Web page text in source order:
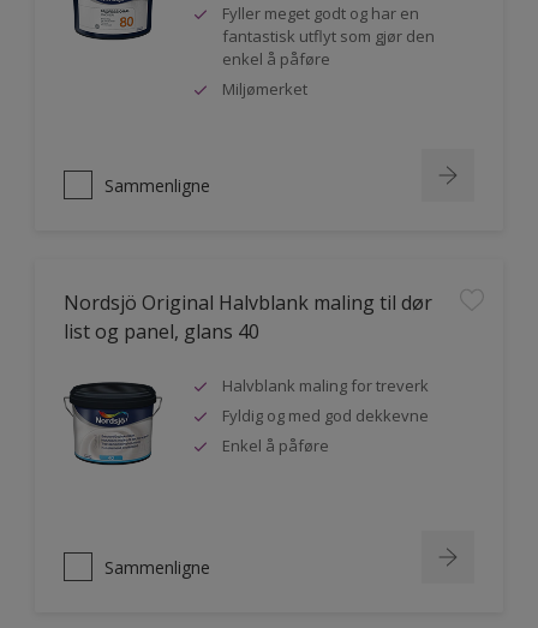
Fyller meget godt og har en
fantastisk utflyt som gjør den
enkel å påføre
Miljømerket
Sammenligne
Nordsjö Original Halvblank maling til dør
list og panel, glans 40
Halvblank maling for treverk
Fyldig og med god dekkevne
Enkel å påføre
Sammenligne